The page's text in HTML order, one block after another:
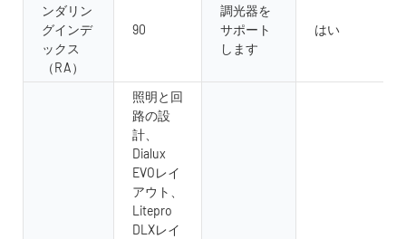
ンダリン
グインデ
ックス
（RA）
90
調光器を
サポート
します
はい
照明と回
路の設
計、
Dialux
EVOレイ
アウト、
Litepro
DLXレイ